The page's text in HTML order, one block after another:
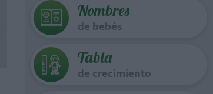
Nombres
de bebés
Tabla
de crecimiento